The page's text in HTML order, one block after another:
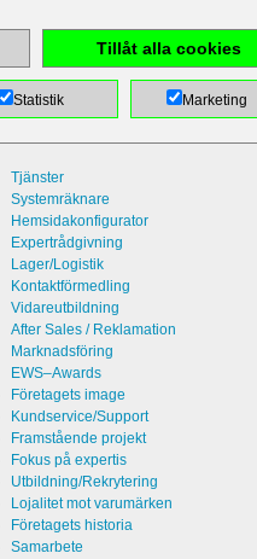
Tjänster
Systemräknare
Hemsidakonfigurator
Expertrådgivning
Lager/Logistik
Kontaktförmedling
Vidareutbildning
After Sales / Reklamation
Marknadsföring
EWS–Awards
Företagets image
Kundservice/Support
Framstående projekt
Fokus på expertis
Utbildning/Rekrytering
Lojalitet mot varumärken
Företagets historia
Samarbete
Tillåt alla cookies
Statistik Marketing